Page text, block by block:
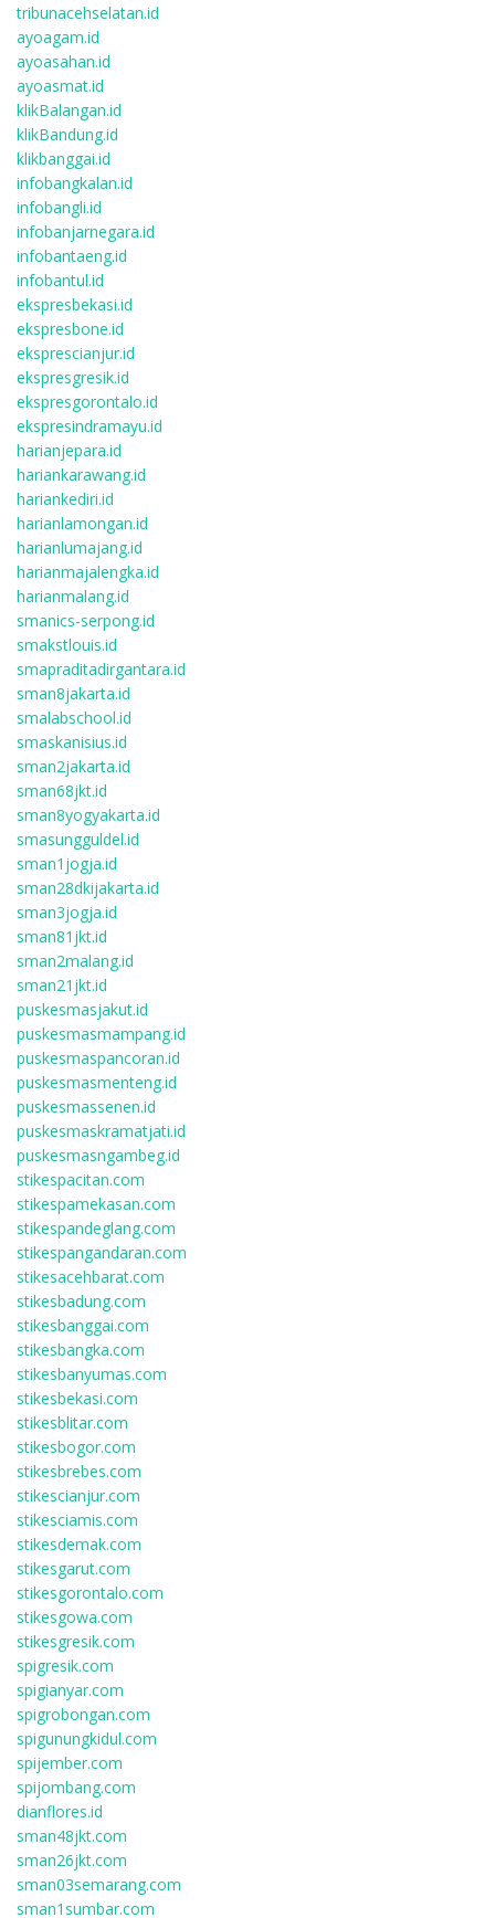
tribunacehselatan.id
ayoagam.id
ayoasahan.id
ayoasmat.id
klikBalangan.id
klikBandung.id
klikbanggai.id
infobangkalan.id
infobangli.id
infobanjarnegara.id
infobantaeng.id
infobantul.id
ekspresbekasi.id
ekspresbone.id
eksprescianjur.id
ekspresgresik.id
ekspresgorontalo.id
ekspresindramayu.id
harianjepara.id
hariankarawang.id
hariankediri.id
harianlamongan.id
harianlumajang.id
harianmajalengka.id
harianmalang.id
smanics-serpong.id
smakstlouis.id
smapraditadirgantara.id
sman8jakarta.id
smalabschool.id
smaskanisius.id
sman2jakarta.id
sman68jkt.id
sman8yogyakarta.id
smasungguldel.id
sman1jogja.id
sman28dkijakarta.id
sman3jogja.id
sman81jkt.id
sman2malang.id
sman21jkt.id
puskesmasjakut.id
puskesmasmampang.id
puskesmaspancoran.id
puskesmasmenteng.id
puskesmassenen.id
puskesmaskramatjati.id
puskesmasngambeg.id
stikespacitan.com
stikespamekasan.com
stikespandeglang.com
stikespangandaran.com
stikesacehbarat.com
stikesbadung.com
stikesbanggai.com
stikesbangka.com
stikesbanyumas.com
stikesbekasi.com
stikesblitar.com
stikesbogor.com
stikesbrebes.com
stikescianjur.com
stikesciamis.com
stikesdemak.com
stikesgarut.com
stikesgorontalo.com
stikesgowa.com
stikesgresik.com
spigresik.com
spigianyar.com
spigrobongan.com
spigunungkidul.com
spijember.com
spijombang.com
dianflores.id
sman48jkt.com
sman26jkt.com
sman03semarang.com
sman1sumbar.com